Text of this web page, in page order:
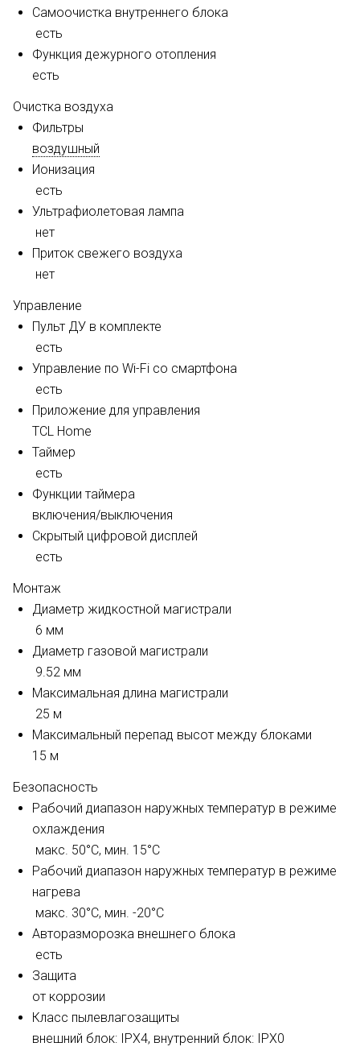
Самоочистка внутреннего блока
есть
Функция дежурного отопления
есть
Очистка воздуха
Фильтры
воздушный
Ионизация
есть
Ультрафиолетовая лампа
нет
Приток свежего воздуха
нет
Управление
Пульт ДУ в комплекте
есть
Управление по Wi-Fi со смартфона
есть
Приложение для управления
TCL Home
Таймер
есть
Функции таймера
включения/выключения
Скрытый цифровой дисплей
есть
Монтаж
Диаметр жидкостной магистрали
6 мм
Диаметр газовой магистрали
9.52 мм
Максимальная длина магистрали
25 м
Максимальный перепад высот между блоками
15 м
Безопасность
Рабочий диапазон наружных температур в режиме
охлаждения
макс. 50°C, мин. 15°С
Рабочий диапазон наружных температур в режиме
нагрева
макс. 30°C, мин. -20°C
Авторазморозка внешнего блока
есть
Защита
от коррозии
Класс пылевлагозащиты
внешний блок: IPX4, внутренний блок: IPX0